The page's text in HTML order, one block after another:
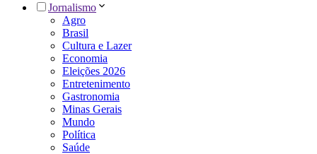
Jornalismo
Agro
Brasil
Cultura e Lazer
Economia
Eleições 2026
Entretenimento
Gastronomia
Minas Gerais
Mundo
Política
Saúde